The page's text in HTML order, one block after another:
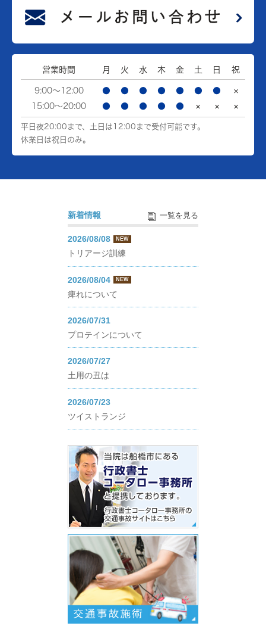
営業時間 月 火 水 木 金 土 日 祝
9:00～12:00 ● ● ● ● ● ● ●
×
15:00～20:00
● ● ● ● ● × × ×
平日夜20:00まで、土日は12:00まで受付可能です。
休業日は祝日のみ。
新着情報 一覧を見る
2026/08/08 NEW
トリアージ訓練
2026/08/04 NEW
痺れについて
2026/07/31
プロテインについて
2026/07/27
土用の丑は
2026/07/23
ツイストランジ